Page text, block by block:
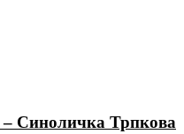
– Синоличка Трпкова